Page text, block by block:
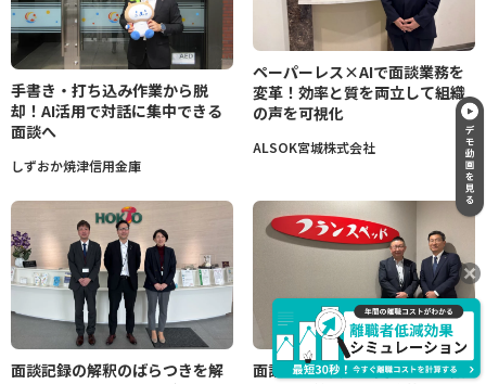
手書き・打ち込み作業から脱
却！AI活用で対話に集中できる
面談へ
しずおか焼津信用金庫
ペーパーレス×AIで面談業務を
変革！効率と質を両立して組織
の声を可視化
ALSOK宮城株式会社
面談記録の解釈のばらつきを解
面談記録を資産に変える！工数